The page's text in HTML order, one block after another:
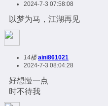
2024-7-3 07:58:08
以梦为马，江湖再见
14楼 aini861021
2024-7-3 08:04:28
好想慢一点
时不待我